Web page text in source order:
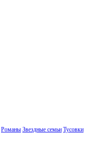
Романы Звездные семьи Тусовки